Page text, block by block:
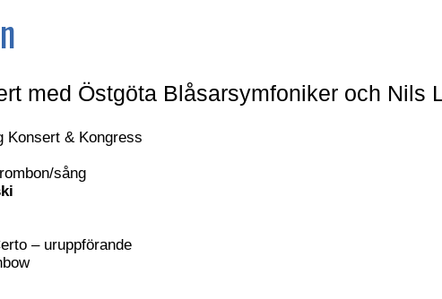
med Östgöta Blåsarsymfoniker och Nils
Konsert & Kongress
sång
– uruppförande